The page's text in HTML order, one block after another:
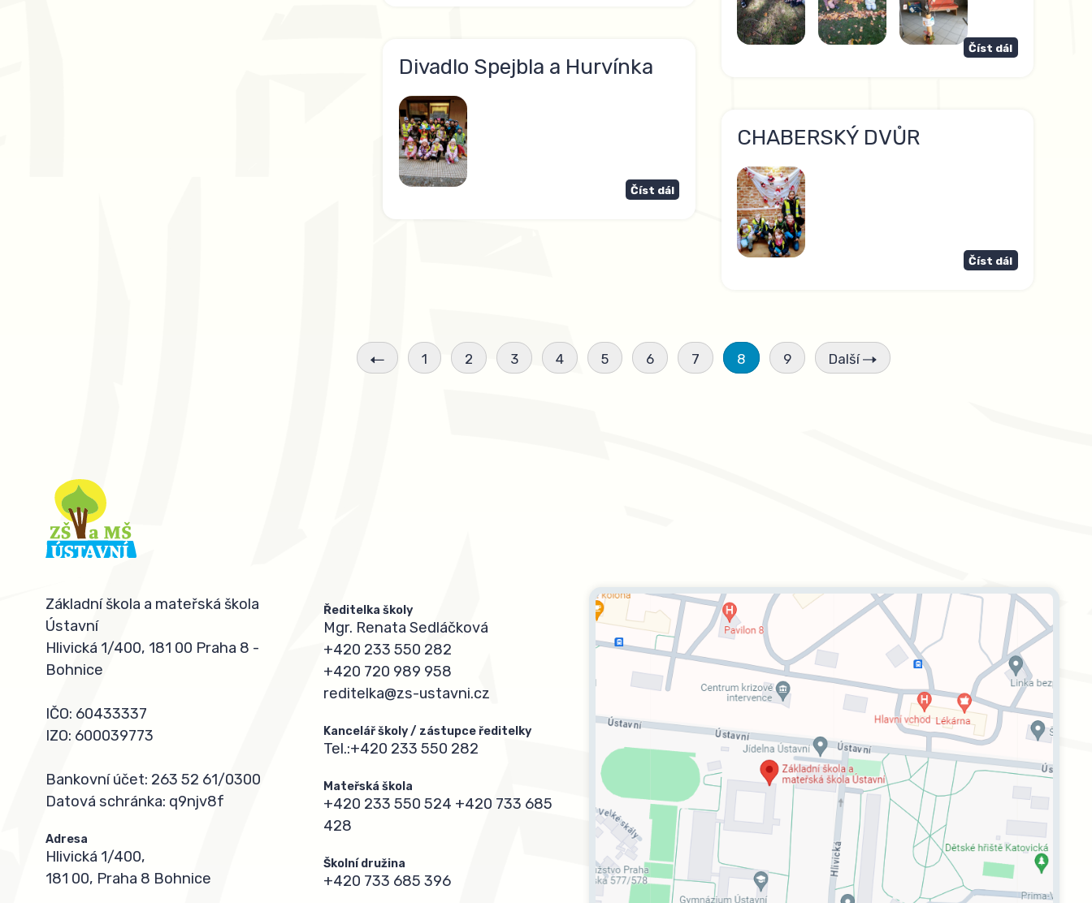
Číst dál
Divadlo Spejbla a Hurvínka
Číst dál
CHABERSKÝ DVŮR
Číst dál
1 2 3 4 5 6 7 8 9 Další
Základní škola a mateřská škola
Ústavní
Hlivická 1/400, 181 00 Praha 8 -
Bohnice
IČO: 60433337
IZO: 600039773
Bankovní účet: 263 52 61/0300
Datová schránka: q9njv8f
Adresa
Hlivická 1/400,
181 00, Praha 8 Bohnice
Ředitelka školy
Mgr. Renata Sedláčková
+420 233 550 282
+420 720 989 958
reditelka@zs-ustavni.cz
Kancelář školy / zástupce ředitelky
Tel.:+420 233 550 282
Mateřská škola
+420 233 550 524 +420 733 685
428
Školní družina
+420 733 685 396